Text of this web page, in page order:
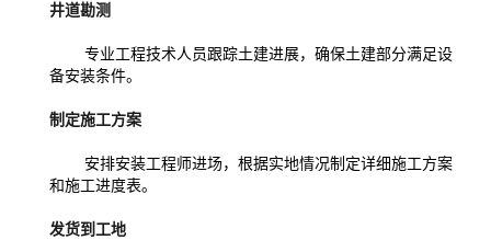
井道勘测
专业工程技术人员跟踪土建进展，确保土建部分满足设
备安装条件。
制定施工方案
安排安装工程师进场，根据实地情况制定详细施工方案
和施工进度表。
发货到工地